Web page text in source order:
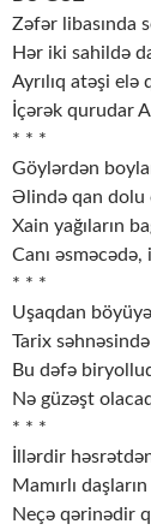
Zəfər libasında
Hər iki sahildə
Ayrılıq atəşi elə
İçərək qurudar
* * *
Göylərdən
Əlində qan dolu
Xain yağıların
Canı
* * *
Uşaqdan
Tarix
Bu dəfə
Nə güzəşt
* * *
İllərdir
Mamırlı
Neçə qərinədir